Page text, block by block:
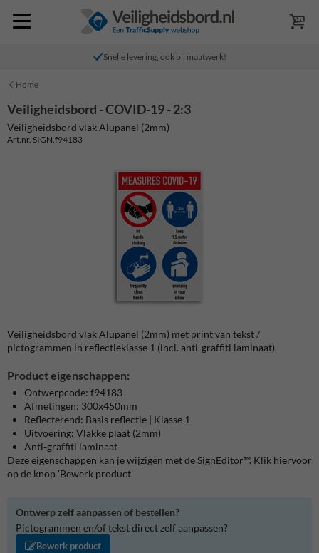
Snelle levering, ook bij maatwerk!
Home
Veiligheidsbord - COVID-19 - 2:3
Veiligheidsbord vlak Alupanel (2mm)
Art.nr. SIGN.f94183
Veiligheidsbord vlak Alupanel (2mm) met print van tekst /
pictogrammen in reflectieklasse 1 (incl. anti-graffiti laminaat).
Product eigenschappen:
Ontwerpcode: f94183
Afmetingen: 300x450mm
Reflecterend: Basis reflectie | Klasse 1
Uitvoering: Vlakke plaat (2mm)
Anti-graffiti laminaat
Deze eigenschappen kan je wijzigen met de SignEditor™. Klik hiervoor
op de knop 'Bewerk product'
Ontwerp zelf aanpassen of bestellen?
Pictogrammen en/of tekst direct zelf aanpassen?
Bewerk product